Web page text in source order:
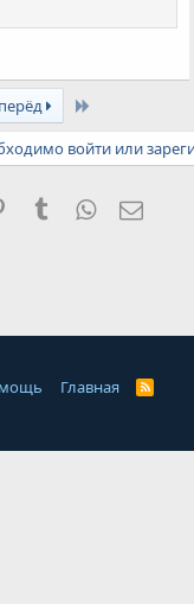
войти или
PinterestTumblrWhatsApp
Главная